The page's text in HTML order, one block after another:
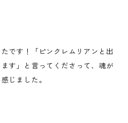
です！「ピンクレムリアンと出
す」と言ってくださって、魂が
じました。